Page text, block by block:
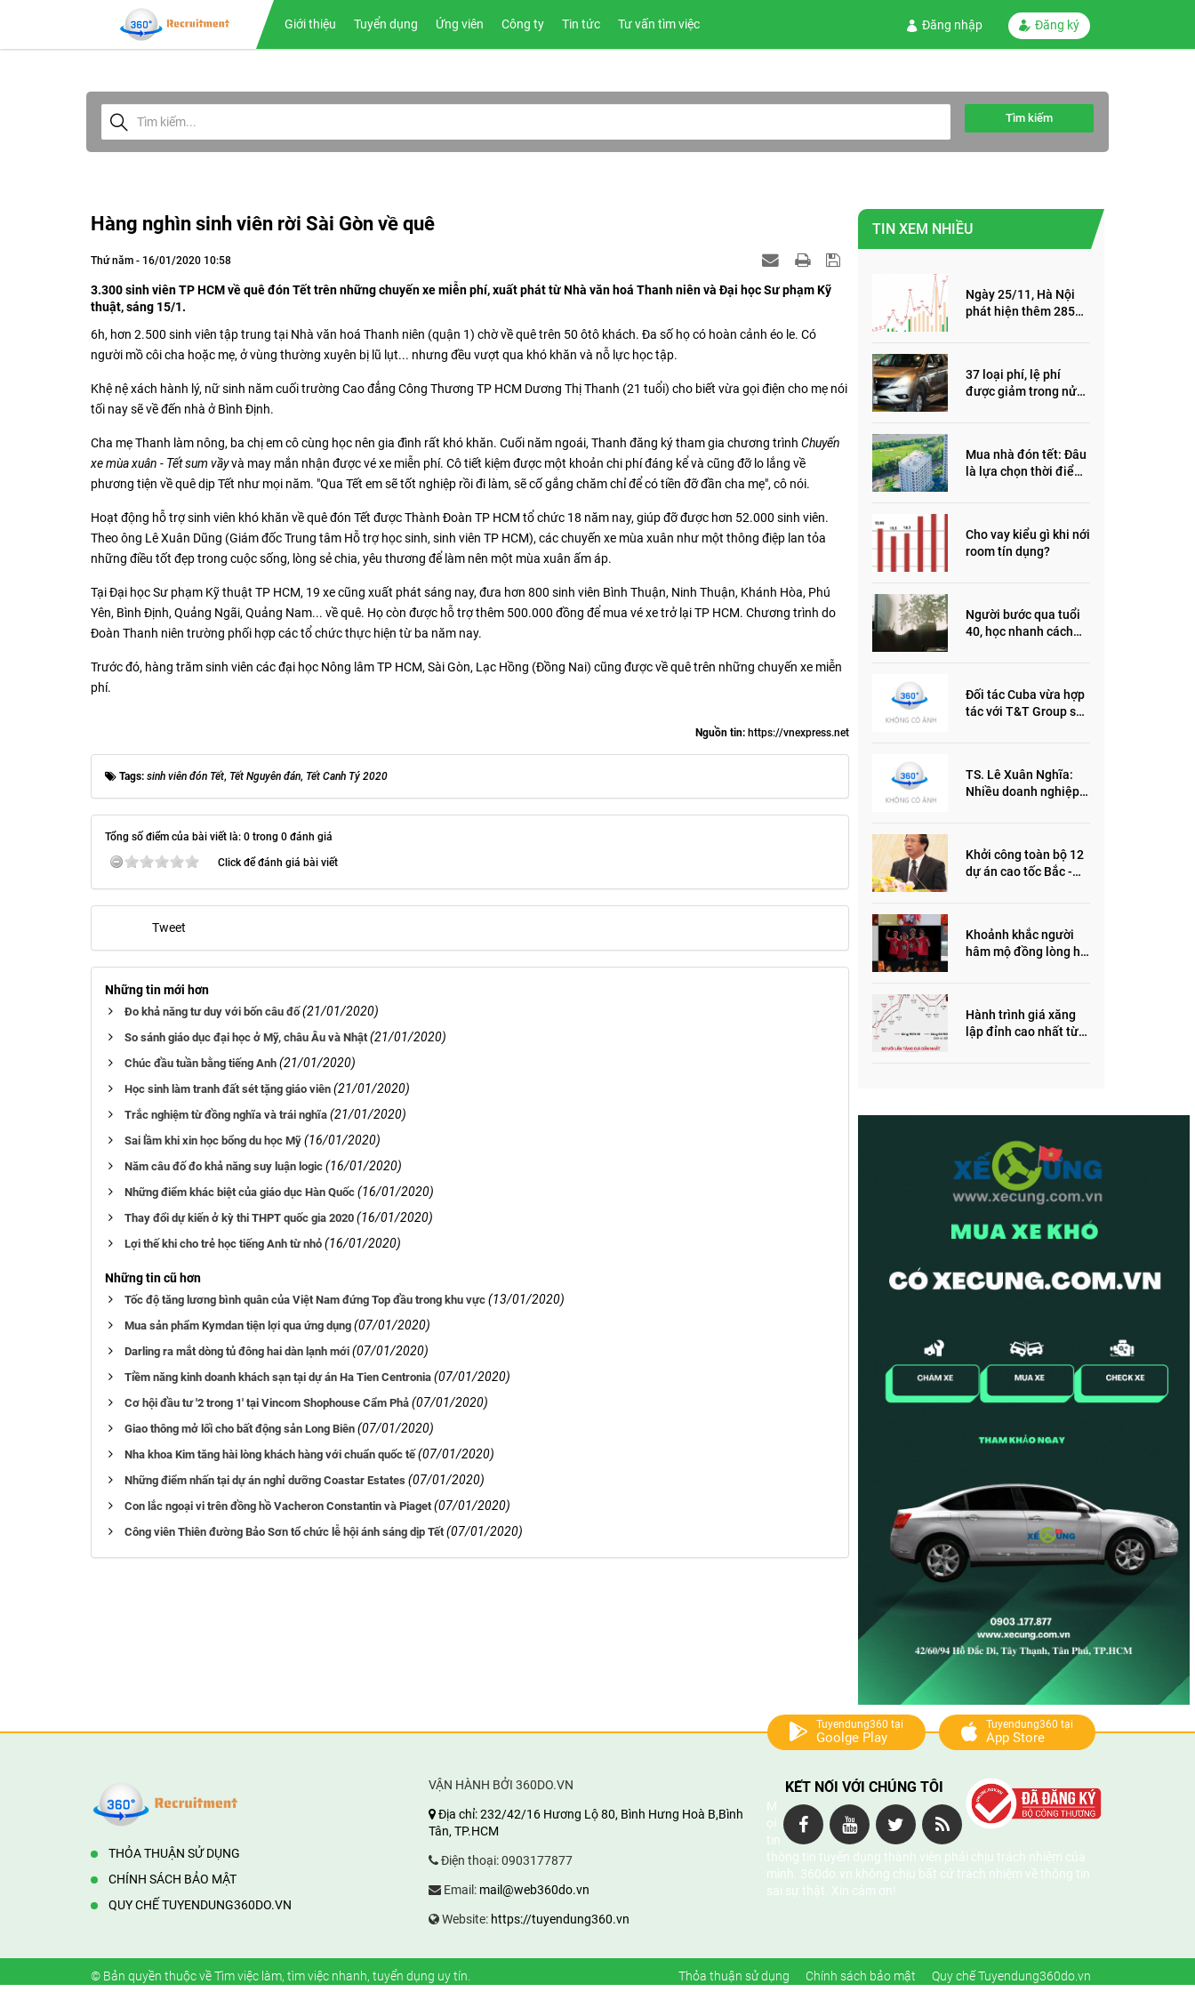
Giới thiệu Tuyển dụng Ứng viên Công ty Tin tức Tư vấn tìm việc Đăng nhập Đăng ký
Tìm kiếm
Hàng nghìn sinh viên rời Sài Gòn về quê
Thứ năm - 16/01/2020 10:58
3.300 sinh viên TP HCM về quê đón Tết trên những chuyến xe miễn phí, xuất phát từ Nhà văn hoá Thanh niên và Đại học Sư phạm Kỹ
thuật, sáng 15/1.
6h, hơn 2.500 sinh viên tập trung tại Nhà văn hoá Thanh niên (quận 1) chờ về quê trên 50 ôtô khách. Đa số họ có hoàn cảnh éo le. Có
người mồ côi cha hoặc mẹ, ở vùng thường xuyên bị lũ lụt... nhưng đều vượt qua khó khăn và nỗ lực học tập.
Khệ nệ xách hành lý, nữ sinh năm cuối trường Cao đẳng Công Thương TP HCM Dương Thị Thanh (21 tuổi) cho biết vừa gọi điện cho mẹ nói
tối nay sẽ về đến nhà ở Bình Định.
Cha mẹ Thanh làm nông, ba chị em cô cùng học nên gia đình rất khó khăn. Cuối năm ngoái, Thanh đăng ký tham gia chương trình Chuyến
xe mùa xuân - Tết sum vầyvà may mắn nhận được vé xe miễn phí. Cô tiết kiệm được một khoản chi phí đáng kể và cũng đỡ lo lắng về
phương tiện về quê dịp Tết như mọi năm. "Qua Tết em sẽ tốt nghiệp rồi đi làm, sẽ cố gắng chăm chỉ để có tiền đỡ đần cha mẹ", cô nói.
Hoạt động hỗ trợ sinh viên khó khăn về quê đón Tết được Thành Đoàn TP HCM tổ chức 18 năm nay, giúp đỡ được hơn 52.000 sinh viên.
Theo ông Lê Xuân Dũng (Giám đốc Trung tâm Hỗ trợ học sinh, sinh viên TP HCM), các chuyến xe mùa xuân như một thông điệp lan tỏa
những điều tốt đẹp trong cuộc sống, lòng sẻ chia, yêu thương để làm nên một mùa xuân ấm áp.
Tại Đại học Sư phạm Kỹ thuật TP HCM, 19 xe cũng xuất phát sáng nay, đưa hơn 800 sinh viên Bình Thuận, Ninh Thuận, Khánh Hòa, Phú
Yên, Bình Định, Quảng Ngãi, Quảng Nam... về quê. Họ còn được hỗ trợ thêm 500.000 đồng để mua vé xe trở lại TP HCM. Chương trình do
Đoàn Thanh niên trường phối hợp các tổ chức thực hiện từ ba năm nay.
Trước đó, hàng trăm sinh viên các đại học Nông lâm TP HCM, Sài Gòn, Lạc Hồng (Đồng Nai) cũng được về quê trên những chuyến xe miễn
phí.
Nguồn tin: https://vnexpress.net
Tags: sinh viên đón Tết, Tết Nguyên đán, Tết Canh Tý 2020
Tổng số điểm của bài viết là: 0 trong 0 đánh giá
Click để đánh giá bài viết
Tweet
Những tin mới hơn
Đo khả năng tư duy với bốn câu đố (21/01/2020)
So sánh giáo dục đại học ở Mỹ, châu Âu và Nhật (21/01/2020)
Chúc đầu tuần bằng tiếng Anh (21/01/2020)
Học sinh làm tranh đất sét tặng giáo viên (21/01/2020)
Trắc nghiệm từ đồng nghĩa và trái nghĩa (21/01/2020)
Sai lầm khi xin học bổng du học Mỹ (16/01/2020)
Năm câu đố đo khả năng suy luận logic (16/01/2020)
Những điểm khác biệt của giáo dục Hàn Quốc (16/01/2020)
Thay đổi dự kiến ở kỳ thi THPT quốc gia 2020 (16/01/2020)
Lợi thế khi cho trẻ học tiếng Anh từ nhỏ (16/01/2020)
Những tin cũ hơn
Tốc độ tăng lương bình quân của Việt Nam đứng Top đầu trong khu vực (13/01/2020)
Mua sản phẩm Kymdan tiện lợi qua ứng dụng (07/01/2020)
Darling ra mắt dòng tủ đông hai dàn lạnh mới (07/01/2020)
Tiềm năng kinh doanh khách sạn tại dự án Ha Tien Centronia (07/01/2020)
Cơ hội đầu tư '2 trong 1' tại Vincom Shophouse Cẩm Phả (07/01/2020)
Giao thông mở lối cho bất động sản Long Biên (07/01/2020)
Nha khoa Kim tăng hài lòng khách hàng với chuẩn quốc tế (07/01/2020)
Những điểm nhấn tại dự án nghỉ dưỡng Coastar Estates (07/01/2020)
Con lắc ngoại vi trên đồng hồ Vacheron Constantin và Piaget (07/01/2020)
Công viên Thiên đường Bảo Sơn tổ chức lễ hội ánh sáng dịp Tết (07/01/2020)
TIN XEM NHIỀU
Ngày 25/11, Hà Nội
phát hiện thêm 285
37 loại phí, lệ phí
được giảm trong nửa
Mua nhà đón tết: Đâu
là lựa chọn thời điểm
Cho vay kiểu gì khi nới
room tín dụng?
Người bước qua tuổi
40, học nhanh cách
Đối tác Cuba vừa hợp
tác với T&T Group sản
TS. Lê Xuân Nghĩa:
Nhiều doanh nghiệp
Khởi công toàn bộ 12
dự án cao tốc Bắc -
Khoảnh khắc người
hâm mộ đồng lòng hô
Hành trình giá xăng
lập đỉnh cao nhất từ
Tuyendung360 tại
Goolge Play
Tuyendung360 tại
App Store
THỎA THUẬN SỬ DỤNG
CHÍNH SÁCH BẢO MẬT
QUY CHẾ TUYENDUNG360DO.VN
VẬN HÀNH BỞI 360DO.VN
Địa chỉ:232/42/16 Hương Lộ 80, Bình Hưng Hoà B,Bình
Tân, TP.HCM
Điện thoại:0903177877
Email: mail@web360do.vn
Website: https://tuyendung360.vn
KẾT NỐI VỚI CHÚNG TÔI
M
ọi
tin
thông tin tuyển dụng thành viên phải chịu trách nhiệm của
mình. 360do.vn không chịu bất cứ trách nhiệm về thông tin
sai sự thật. Xin cảm ơn!
© Bản quyền thuộc vềTìm việc làm, tìm việc nhanh, tuyển dụng uy tín Thỏa thuận sử dụng Chính sách bảo mật Quy chế Tuyendung360do.vn